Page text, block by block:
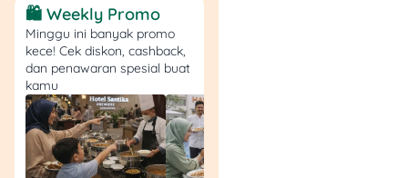
Jangan Sampai
Kehabisan Kuota!
Pendaftaran bakal ditutup
kalau kuota sudah penuh.
Jadi, jangan tunda-tunda
kalau kamu benar-benar
mau mudik gratis bareng
🛍️ Weekly Promo
Minggu ini banyak promo
kece! Cek diskon, cashback,
dan penawaran spesial buat
kamu